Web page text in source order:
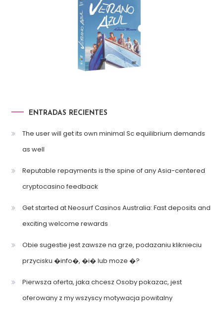
ENTRADAS RECIENTES
The user will get its own minimal Sc equilibrium demands
as well
Reputable repayments is the spine of any Asia-centered
cryptocasino feedback
Get started at Neosurf Casinos Australia: Fast deposits and
exciting welcome rewards
Obie sugestie jest zawsze na grze, podazaniu kliknieciu
przycisku �info�, �i� lub moze �?
Pierwsza oferta, jaka chcesz Osoby pokazac, jest
oferowany z my wszyscy motywacja powitalny